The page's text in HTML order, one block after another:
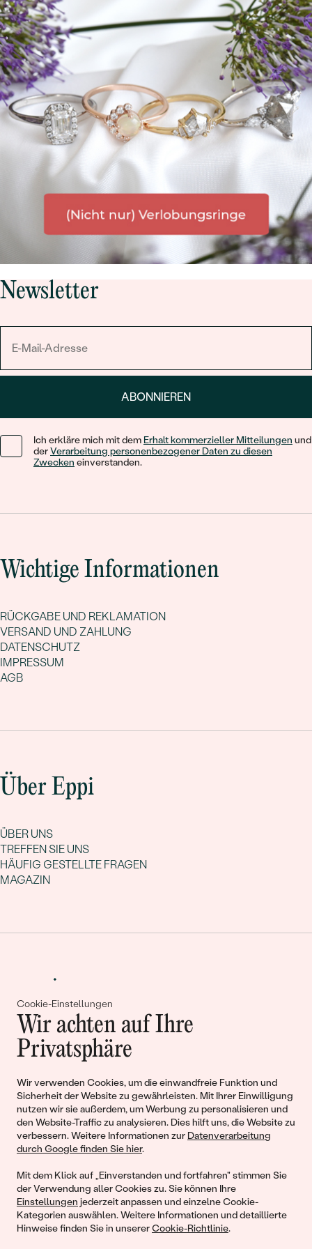
Cookie-Einstellungen
Wir achten auf Ihre
Privatsphäre
Wir verwenden Cookies, um die einwandfreie Funktion und
Sicherheit der Website zu gewährleisten. Mit Ihrer Einwilligung
nutzen wir sie außerdem, um Werbung zu personalisieren und
den Website-Traffic zu analysieren. Dies hilft uns, die Website zu
verbessern. Weitere Informationen zur Datenverarbeitung
durch Google finden Sie hier.
Mit dem Klick auf „Einverstanden und fortfahren" stimmen Sie
der Verwendung aller Cookies zu. Sie können Ihre
Einstellungen jederzeit anpassen und einzelne Cookie-
Kategorien auswählen. Weitere Informationen und detaillierte
Hinweise finden Sie in unsererCookie-Richtlinie.
Bestseller
ANSEHEN
Newsletter
ABONNIEREN
Ich erkläre mich mit dem Erhalt kommerzieller Mitteilungen und
derVerarbeitung personenbezogener Daten zu diesen
Zwecken einverstanden.
Wichtige Informationen
RÜCKGABE UND REKLAMATION
VERSAND UND ZAHLUNG
DATENSCHUTZ
IMPRESSUM
AGB
Über Eppi
ÜBER UNS
TREFFEN SIE UNS
HÄUFIG GESTELLTE FRAGEN
MAGAZIN
Gemeinsam erschaffen wir
Liebe
Begleiten Sie uns!